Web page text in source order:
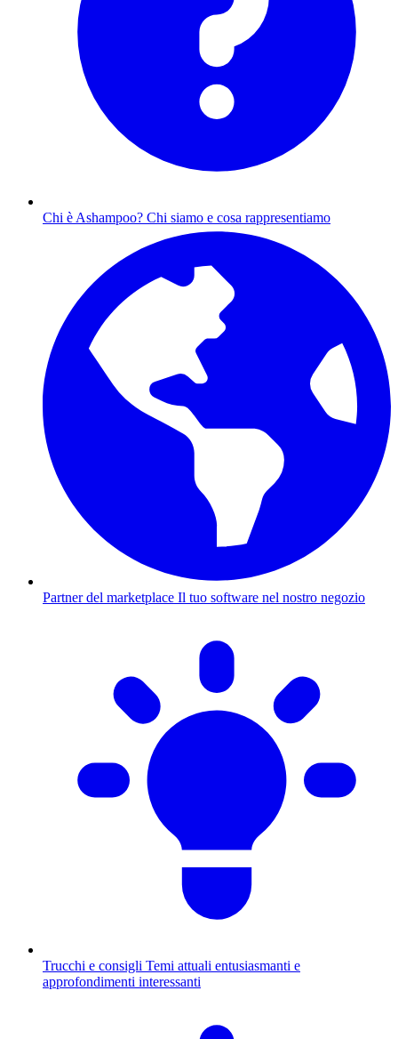
Chi è Ashampoo? Chi siamo e cosa rappresentiamo
Partner del marketplace Il tuo software nel nostro negozio
Trucchi e consigli Temi attuali entusiasmanti e
approfondimenti interessanti